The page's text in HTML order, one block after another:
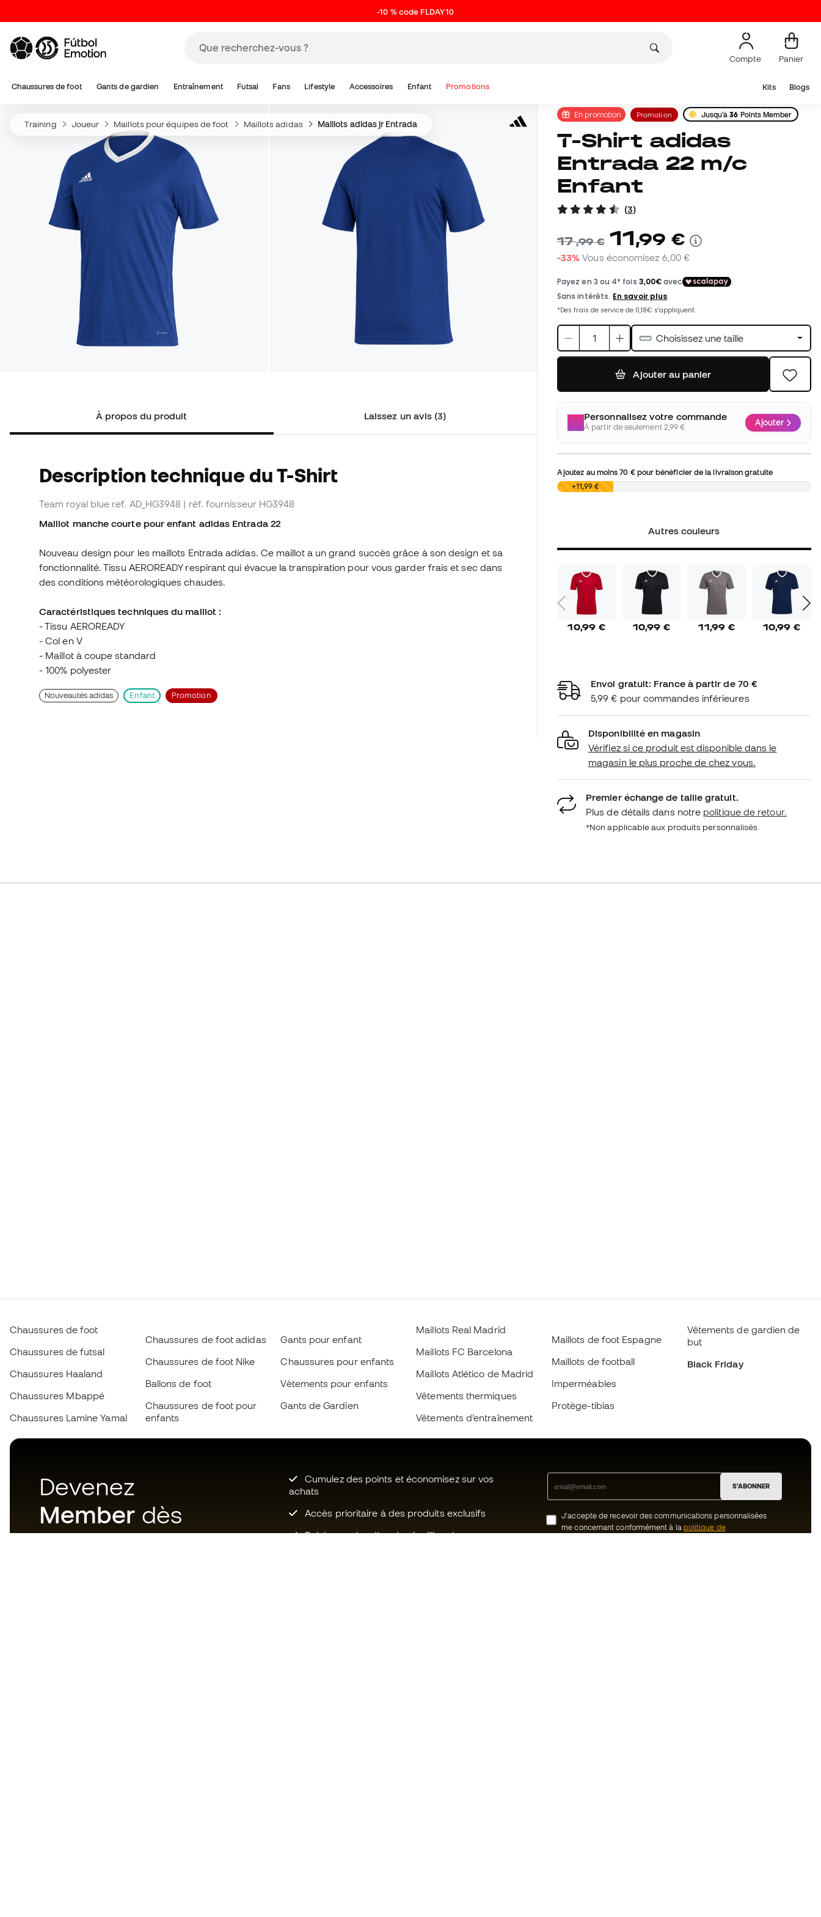
-10 % code FLDAY10
Compte Panier
Chaussures de foot Gants de gardien Entraînement Futsal Fans Lifestyle Accessoires Enfant Promotions Kits Blogs
Training Joueur Maillots pour équipes de foot Maillots adidas Maillots adidas jr Entrada
À propos du produit Laissez un avis (3)
Description technique du T-Shirt
Team royal blue ref. AD_HG3948 | réf. fournisseur HG3948
Maillot manche courte pour enfant adidas Entrada 22
Nouveau design pour les maillots Entrada adidas. Ce maillot a un grand succès grâce à son design et sa
fonctionnalité. Tissu AEROREADY respirant qui évacue la transpiration pour vous garder frais et sec dans
des conditions météorologiques chaudes.
Caractéristiques techniques du maillot :
- Tissu AEROREADY
- Col en V
- Maillot à coupe standard
- 100% polyester
Nouveautés adidas Enfant Promotion
En promotion Promotion Jusqu'à36 Points Member
T-Shirt adidas
Entrada 22 m/c
Enfant
(3)
17,99 € 11,99 €
-33% Vous économisez 6,00 €
Choisissez une taille
Ajouter au panier
Personnalisez votre commande
À partir de seulement 2,99 € Ajouter
Ajoutez au moins70 €pour bénéficier de la livraison gratuite
0,00 €+11,99 €
Autres couleurs
10,99 € 10,99 € 11,99 € 10,99 €
Envoi gratuit: France à partir de 70 €
5,99 € pour commandes inférieures
Disponibilité en magasin
Vérifiez si ce produit est disponible dans le
magasin le plus proche de chez vous.
Premier échange de taille gratuit.
Plus de détails dans notre politique de retour.
*Non applicable aux produits personnalisés.
Chaussures de foot
Chaussures de futsal
Chaussures Haaland
Chaussures Mbappé
Chaussures Lamine Yamal
Chaussures de foot adidas
Chaussures de foot Nike
Ballons de foot
Chaussures de foot pour
enfants
Gants pour enfant
Chaussures pour enfants
Vètements pour enfants
Gants de Gardien
Maillots Real Madrid
Maillots FC Barcelona
Maillots Atlético de Madrid
Vêtements thermiques
Vêtements d’entraînement
Maillots de foot Espagne
Maillots de football
Imperméables
Protège-tibias
Vêtements de gardien de
but
Black Friday
Devenez
Member dès
maintenant
Cumulez des points et économisez sur vos
achats
Accès prioritaire à des produits exclusifs
Rejoignez plus d’un demi-million de
S'ABONNER
J’accepte de recevoir des communications personnalisées
me concernant conformément à la politique de